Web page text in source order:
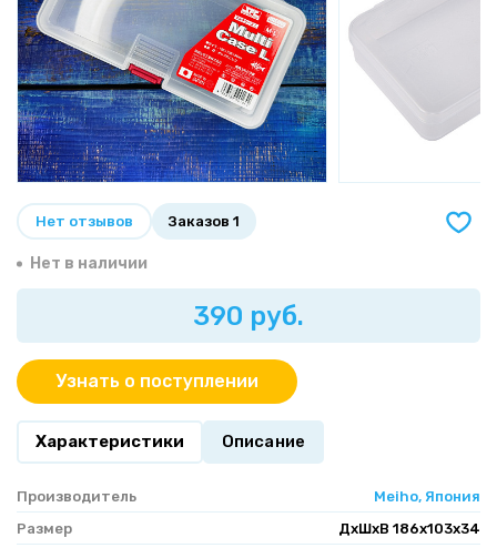
Нет отзывов Заказов 1
Нет в наличии
390 руб.
Узнать о поступлении
Характеристики Описание
Производитель
Meiho, Япония
Размер
ДхШхВ 186x103x34